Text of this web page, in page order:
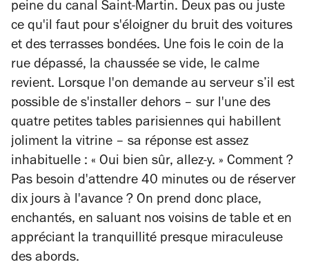
peine du canal Saint-Martin. Deux pas ou juste
ce qu'il faut pour s'éloigner du bruit des voitures
et des terrasses bondées. Une fois le coin de la
rue dépassé, la chaussée se vide, le calme
revient. Lorsque l'on demande au serveur s’il est
possible de s'installer dehors – sur l'une des
quatre petites tables parisiennes qui habillent
joliment la vitrine – sa réponse est assez
inhabituelle : « Oui bien sûr, allez-y. » Comment ?
Pas besoin d'attendre 40 minutes ou de réserver
dix jours à l'avance ? On prend donc place,
enchantés, en saluant nos voisins de table et en
appréciant la tranquillité presque miraculeuse
des abords.